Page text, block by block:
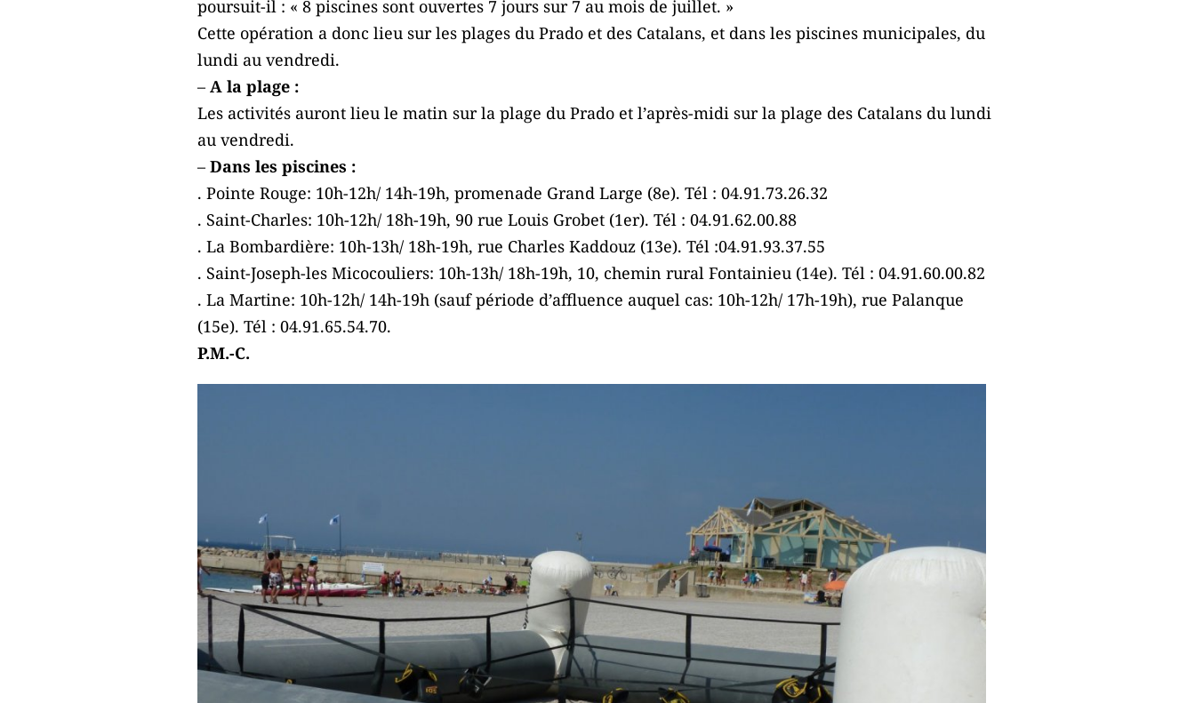
poursuit-il : « 8 piscines sont ouvertes 7 jours sur 7 au mois de juillet. »
Cette opération a donc lieu sur les plages du Prado et des Catalans, et dans les piscines municipales, du
lundi au vendredi.
– A la plage :
Les activités auront lieu le matin sur la plage du Prado et l’après-midi sur la plage des Catalans du lundi
au vendredi.
– Dans les piscines :
. Pointe Rouge: 10h-12h/ 14h-19h, promenade Grand Large (8e). Tél : 04.91.73.26.32
. Saint-Charles: 10h-12h/ 18h-19h, 90 rue Louis Grobet (1er). Tél : 04.91.62.00.88
. La Bombardière: 10h-13h/ 18h-19h, rue Charles Kaddouz (13e). Tél :04.91.93.37.55
. Saint-Joseph-les Micocouliers: 10h-13h/ 18h-19h, 10, chemin rural Fontainieu (14e). Tél : 04.91.60.00.82
. La Martine: 10h-12h/ 14h-19h (sauf période d’affluence auquel cas: 10h-12h/ 17h-19h), rue Palanque
(15e). Tél : 04.91.65.54.70.
P.M.-C.